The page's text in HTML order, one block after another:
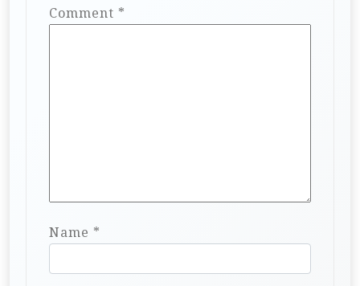
Comment *
Name *